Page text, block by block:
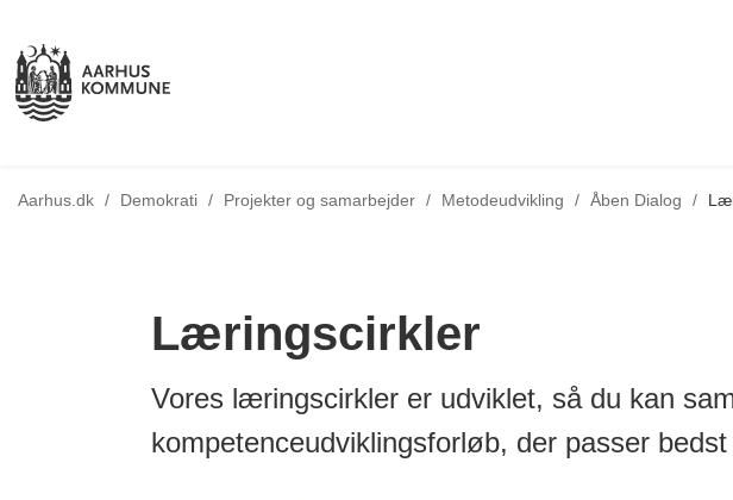
Aarhus.dk / Demokrati / Projekter og samarbejder / Metodeudvikling / Tilbage til
Åben Dialog /
Læringscirkler
Vores læringscirkler er udviklet, så du kan
kompetenceudviklingsforløb, der passer bedst